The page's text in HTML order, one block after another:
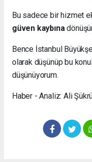
Bu sadece bir hizmet
güven kaybına
Bence İstanbul
olarak düşünüp bu
düşünüyorum.
Haber - Analiz: Ali